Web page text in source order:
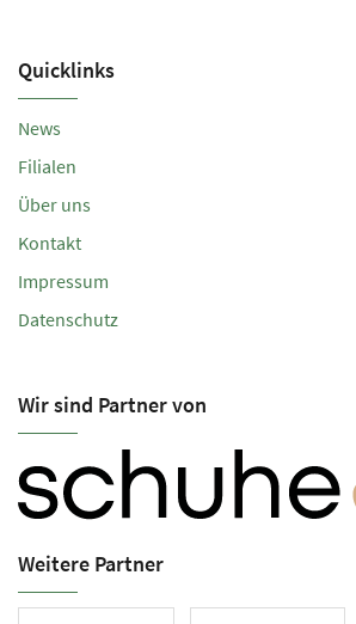
Quicklinks
News
Filialen
Über uns
Kontakt
Impressum
Datenschutz
Wir sind Partner von
Weitere Partner